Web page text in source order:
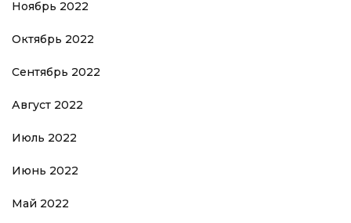
Ноябрь 2022
Октябрь 2022
Сентябрь 2022
Август 2022
Июль 2022
Июнь 2022
Май 2022